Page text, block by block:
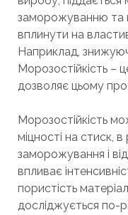
заморожуванню та
вплинути на
Наприклад,
Морозостійкість –
дозволяє цьому
Морозостійкість
міцності на стиск, в
заморожування і
впливає
пористість
досліджується по-